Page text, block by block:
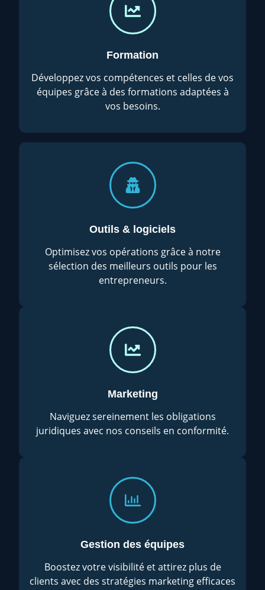
Formation
Développez vos compétences et celles de vos
équipes grâce à des formations adaptées à
vos besoins.
Outils & logiciels
Optimisez vos opérations grâce à notre
sélection des meilleurs outils pour les
entrepreneurs.
Marketing
Naviguez sereinement les obligations
juridiques avec nos conseils en conformité.
Gestion des équipes
Boostez votre visibilité et attirez plus de
clients avec des stratégies marketing efficaces